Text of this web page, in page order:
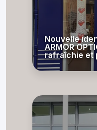
Nouvelle
ARMOR
rafraîchie et